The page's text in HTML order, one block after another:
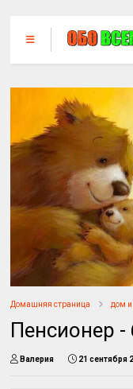
Домашняя страница дом и
Пенсионер -
Валерия 21 сентября